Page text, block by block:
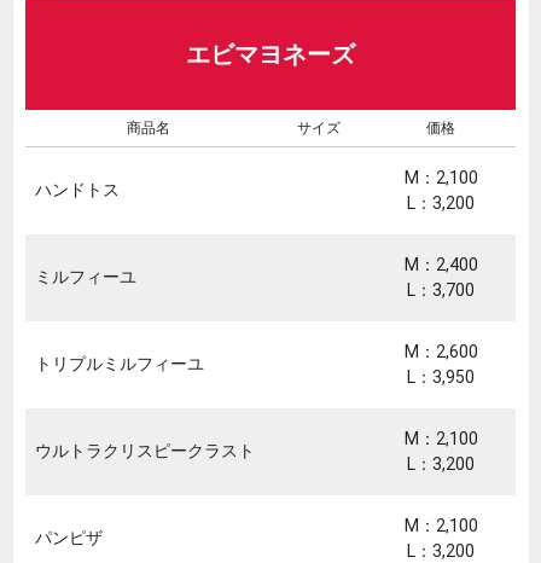
エビマヨネーズ
商品名 サイズ 価格
ハンドトス
M：2,100
L：3,200
ミルフィーユ
M：2,400
L：3,700
トリプルミルフィーユ
M：2,600
L：3,950
ウルトラクリスピークラスト
M：2,100
L：3,200
パンピザ
M：2,100
L：3,200